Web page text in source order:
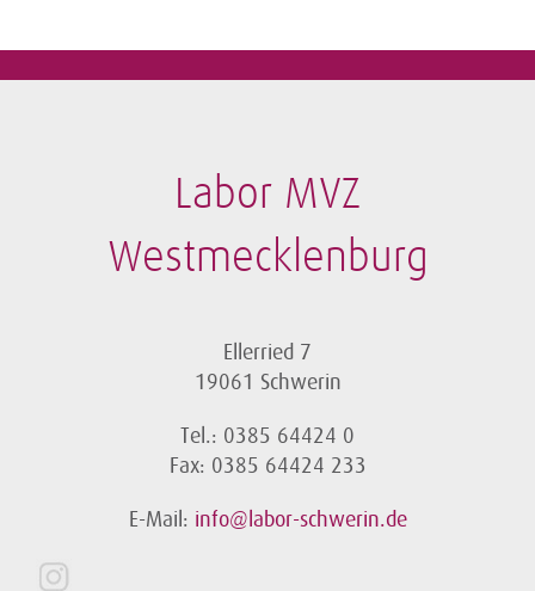
Labor MVZ
Westmecklenburg
Ellerried 7
19061 Schwerin
Tel.: 0385 64424 0
Fax: 0385 64424 233
E-Mail: info@labor-schwerin.de